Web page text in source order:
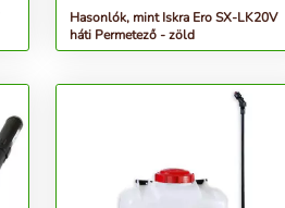
Hasonlók, mint Iskra Ero SX-LK20V
háti Permetező - zöld